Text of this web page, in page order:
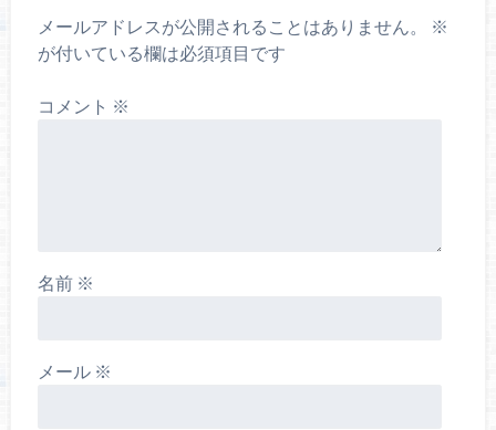
メールアドレスが公開されることはありません。
※
が付いている欄は必須項目です
コメント ※
名前 ※
メール ※